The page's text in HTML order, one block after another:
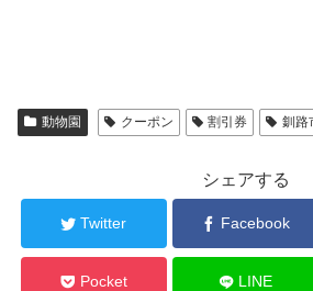
動物園 クーポン 割引券 釧路
シェアする
Twitter Facebook
Pocket LINE